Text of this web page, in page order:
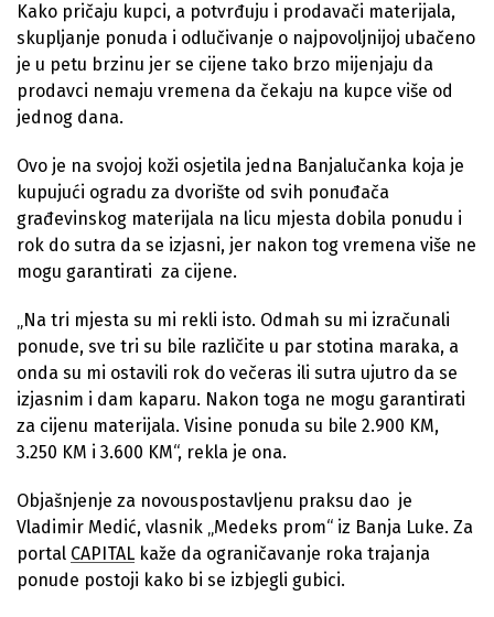
Kako pričaju kupci, a potvrđuju i prodavači materijala,
skupljanje ponuda i odlučivanje o najpovoljnijoj ubačeno
je u petu brzinu jer se cijene tako brzo mijenjaju da
prodavci nemaju vremena da čekaju na kupce više od
jednog dana.
Ovo je na svojoj koži osjetila jedna Banjalučanka koja je
kupujući ogradu za dvorište od svih ponuđača
građevinskog materijala na licu mjesta dobila ponudu i
rok do sutra da se izjasni, jer nakon tog vremena više ne
mogu garantirati za cijene.
„Na tri mjesta su mi rekli isto. Odmah su mi izračunali
ponude, sve tri su bile različite u par stotina maraka, a
onda su mi ostavili rok do večeras ili sutra ujutro da se
izjasnim i dam kaparu. Nakon toga ne mogu garantirati
za cijenu materijala. Visine ponuda su bile 2.900 KM,
3.250 KM i 3.600 KM“, rekla je ona.
Objašnjenje za novouspostavljenu praksu dao je
Vladimir Medić, vlasnik „Medeks prom“ iz Banja Luke. Za
portal CAPITAL kaže da ograničavanje roka trajanja
ponude postoji kako bi se izbjegli gubici.